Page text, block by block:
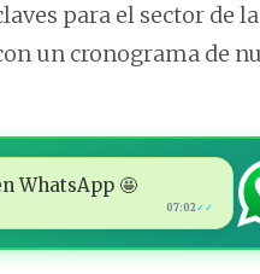
para el sector de la
un cronograma de
WhatsApp 🤩
07:02✓✓